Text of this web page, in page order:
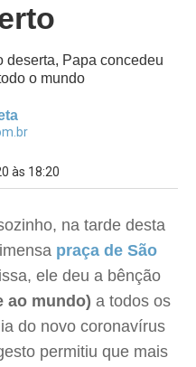
deserta, Papa concedeu
o mundo
às 18:20
na tarde desta
praça de São
ele deu a bênção
ao mundo) a todos os
do novo coronavírus
permitiu que mais